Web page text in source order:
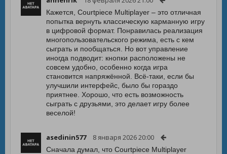
Кажется, Courtpiece Multiplayer – это отличная
попытка вернуть классическую карманную игру
в цифровой формат. Понравилась реализация
многопользовательского режима, есть с кем
сыграть и пообщаться. Но вот управление
иногда подводит: кнопки расположены не
совсем удобно, особенно когда игра
становится напряжённой. Всё-таки, если бы
улучшили интерфейс, было бы гораздо
приятнее. Хорошо, что есть возможность
сыграть с друзьями, это делает игру более
веселой!
asedinin577 8 января 2026 20:00
Сначала думал, что Courtpiece Multiplayer